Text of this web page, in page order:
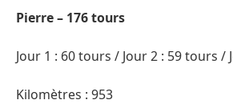
Pierre – 176 tours
Jour 1 : 60 tours / Jour 2 : 59 tours /
Kilomètres : 953